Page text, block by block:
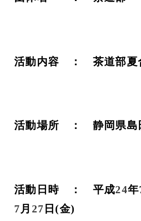
活動内容 ： 茶道部夏
活動場所 ： 静岡県島
活動日時 ： 平成24年
7 月 27 日(金)